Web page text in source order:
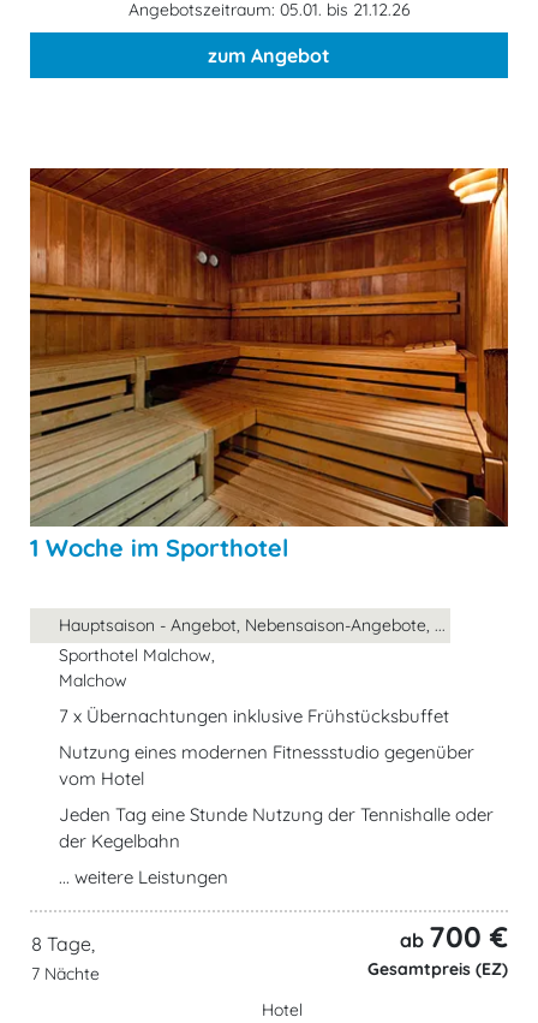
Angebotszeitraum: 05.01. bis 21.12.26
zum Angebot
1 Woche im Sporthotel
Hauptsaison - Angebot, Nebensaison-Angebote, ...
Sporthotel Malchow,
Malchow
7 x Übernachtungen inklusive Frühstücksbuffet
Nutzung eines modernen Fitnessstudio gegenüber
vom Hotel
Jeden Tag eine Stunde Nutzung der Tennishalle oder
der Kegelbahn
... weitere Leistungen
8 Tage,
7 Nächte
ab 700 €
Gesamtpreis (EZ)
Hotel